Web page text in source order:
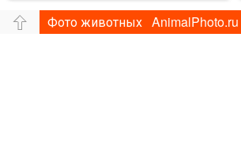
Фото животных